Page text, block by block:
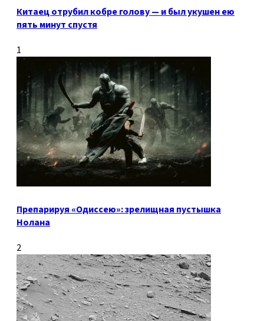
Китаец отрубил кобре голову — и был укушен ею
пять минут спустя
1
Препарируя «Одиссею»: зрелищная пустышка
Нолана
2